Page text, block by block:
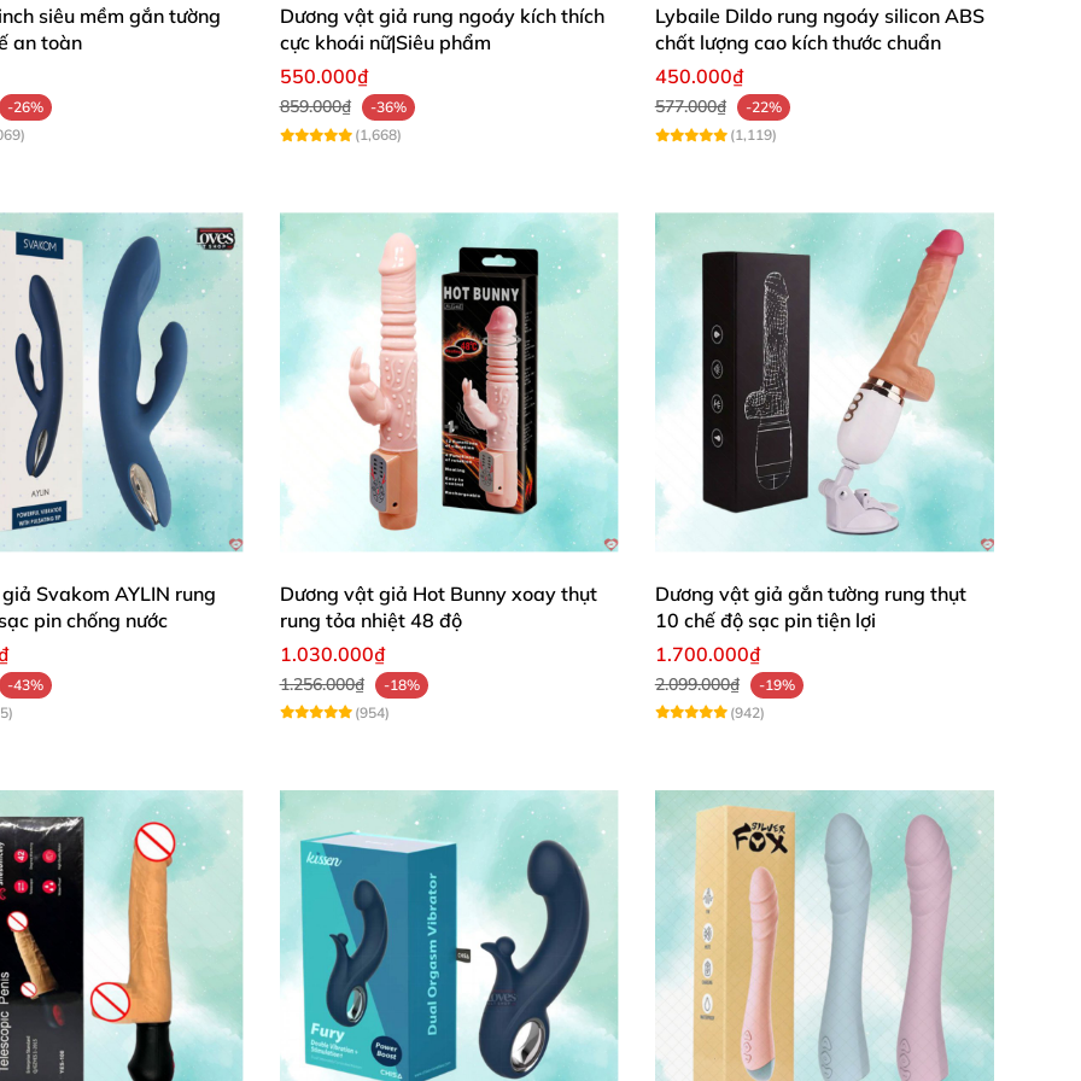
cao , an toàn cho người sử dụng.
vật giả đa năng DV53A dành cho chị em giải tỏa nhu cầu sinh lý dễ dàng.
vật giả đa năng DV53A để mở lổ cắm sạc. Nắp kín không bị nước tràn vào.
ngoáy DV53A
kết hợp ABS cao cấp , an toàn cho sức khỏe
và không gây kích ứng trên vùng da nhạy cảm khi sử
emcó thể lựa chọn chế độ rung , ngoáy mạnh nhấtđể trải nghiệm mà không lo hư hỏng sản phẩm.
nhỏ gọn , dễ dàng điều chỉnh giúp chị em có cảm giác lâng lâng tuyệt vời khi thủ dâm . Chị em
có
khoái cảm như đang quan hệ tình dục . Nhờ tay cầm của dương vật dài giúp bạn
có thể thụt ra vào
siêu mềm gắn tường
an toàn
-26%
Dương vật giả rung ngoáy kích thích
cực khoái nữ|Siêu phẩm
550.000₫
859.000₫
-36%
(1,668)
Lybaile Dildo rung ngoáy silicon ABS
chất lượng cao kích thước chuẩn
450.000₫
577.000₫
-22%
(1,119)
Svakom AYLIN rung
pin chống nước
-43%
Dương vật giả Hot Bunny xoay thụt
rung tỏa nhiệt 48 độ
1.030.000₫
1.256.000₫
-18%
(954)
Dương vật giả gắn tường rung thụt
10 chế độ sạc pin tiện lợi
1.700.000₫
2.099.000₫
-19%
(942)